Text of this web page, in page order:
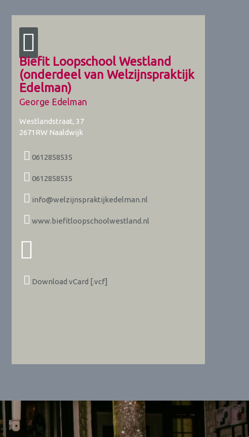
Biefit Loopschool Westland
(onderdeel van Welzijnspraktijk
Edelman)
George Edelman
Westlandstraat, 37
2671RW Naaldwijk
0612858535
0612858535
info@welzijnspraktijkedelman.nl
www.biefitloopschoolwestland.nl
Download vCard [.vcf]